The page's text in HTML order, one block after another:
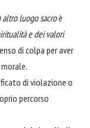
altro luogo sacroè
e dei valori
di colpa per aver
di violazione o
percorso